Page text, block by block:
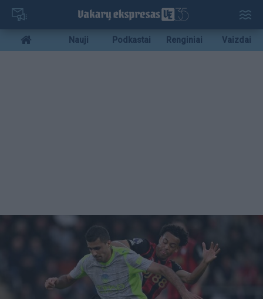
Pereiti
pagrindinį
turinį
Mobile
menu
Nauji Podkastai Renginiai Vaizdai